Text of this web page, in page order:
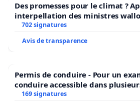
Des promesses pour le climat ?
interpellation des ministres
l’environnement.
702 signatures
Avis de transparence
Permis de conduire - Pour un
conduire accessible dans
Bruxelles
169 signatures